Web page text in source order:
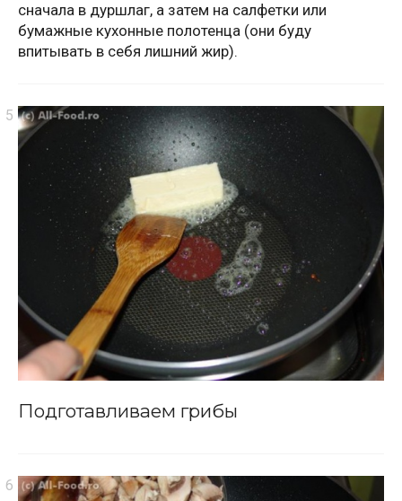
сначала в дуршлаг, а затем на салфетки или
бумажные кухонные полотенца (они буду
впитывать в себя лишний жир).
Подготавливаем грибы